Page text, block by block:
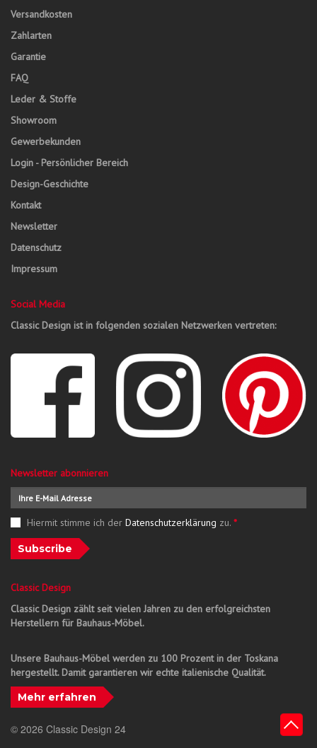
Versandkosten
Zahlarten
Garantie
FAQ
Leder & Stoffe
Showroom
Gewerbekunden
Login - Persönlicher Bereich
Design-Geschichte
Kontakt
Newsletter
Datenschutz
Impressum
Social Media
Classic Design ist in folgenden sozialen Netzwerken vertreten:
Newsletter abonnieren
Hiermit stimme ich der Datenschutzerklärung zu. *
Subscribe
Classic Design
Classic Design zählt seit vielen Jahren zu den erfolgreichsten
Herstellern für Bauhaus-Möbel.
Unsere Bauhaus-Möbel werden zu 100 Prozent in der Toskana
hergestellt. Damit garantieren wir echte italienische Qualität.
Mehr erfahren
© 2026 Classic Design 24